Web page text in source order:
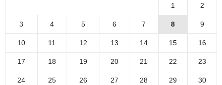
1 2
3 4 5 6 7 8 9
10 11 12 13 14 15 16
17 18 19 20 21 22 23
24 25 26 27 28 29 30